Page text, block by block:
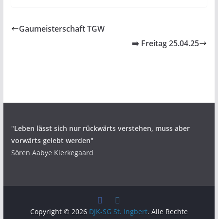
Gaumeisterschaft TGW
➡️ Freitag 25.04.25
"Leben lässt sich nur rückwärts verstehen, muss aber
vorwärts gelebt werden"
Sören Aabye Kierkegaard
Copyright © 2026 DJK-SG St. Ingbert. Alle Rechte